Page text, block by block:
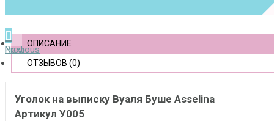
Previous
Next
ОПИСАНИЕ
ОТЗЫВОВ (0)
Уголок на выписку Вуаля Буше Asselina
Артикул У005